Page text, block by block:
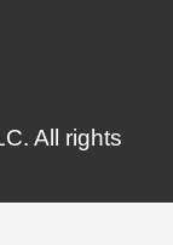
All rights